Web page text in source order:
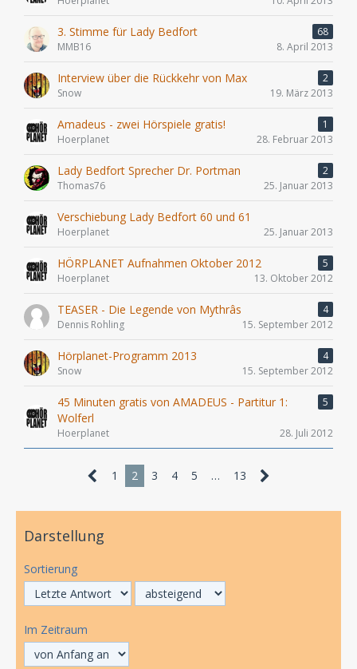
3. Stimme für Lady Bedfort
68
MMB16
8. April 2013
Interview über die Rückkehr von Max
2
Snow
19. März 2013
Amadeus - zwei Hörspiele gratis!
1
Hoerplanet
28. Februar 2013
Lady Bedfort Sprecher Dr. Portman
2
Thomas76
25. Januar 2013
Verschiebung Lady Bedfort 60 und 61
Hoerplanet 25. Januar 2013
HÖRPLANET Aufnahmen Oktober 2012
5
Hoerplanet
13. Oktober 2012
TEASER - Die Legende von Mythrâs
4
Dennis Rohling
15. September 2012
Hörplanet-Programm 2013
4
Snow
15. September 2012
45 Minuten gratis von AMADEUS - Partitur 1:
Wolferl
5
Hoerplanet 28. Juli 2012
1 2 3 4 5 … 13
Darstellung
Sortierung
Im Zeitraum